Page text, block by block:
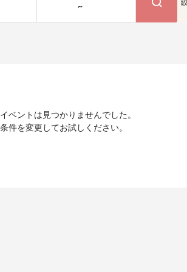
~
ベントは見つかりませんでした。
件を変更してお試しください。